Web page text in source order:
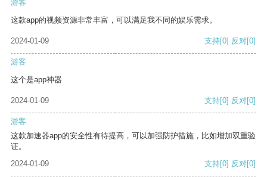
游客
这款app的视频资源非常丰富，可以满足我不同的娱乐需求。
2024-01-09 支持[0] 反对[0]
游客
这个是app神器
2024-01-09 支持[0] 反对[0]
游客
这款加速器app的安全性有待提高，可以加强防护措施，比如增加双重验
证。
2024-01-09
支持[0] 反对[0]